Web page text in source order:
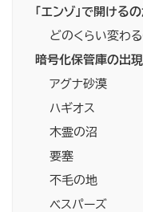
「エンゾ」で開ける
どのくらい変わ
暗号化保管庫の出
アグナ砂漠
ハギオス
木霊の沼
要塞
不毛の地
ベスパーズ